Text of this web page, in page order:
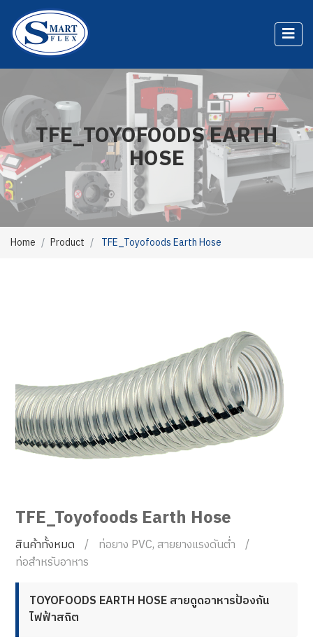
TFE_TOYOFOODS EARTH
HOSE
Home Product TFE_Toyofoods Earth Hose
TFE_Toyofoods Earth Hose
สินค้าทั้งหมด
ท่อยาง PVC, สายยางแรงดันต่ำ
ท่อสำหรับอาหาร
TOYOFOODS EARTH HOSE สายดูดอาหารป้องกัน
ไฟฟ้าสถิต